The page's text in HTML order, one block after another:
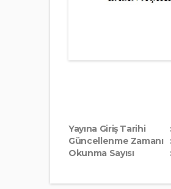
Yayına Giriş Tarihi
Güncellenme Zamanı
Okunma Sayısı